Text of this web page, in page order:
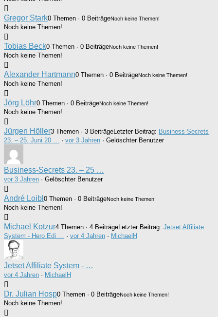
Gregor Stark0 Themen · 0 BeiträgeNoch keine Themen!
Noch keine Themen!
Tobias Beck0 Themen · 0 BeiträgeNoch keine Themen!
Noch keine Themen!
Alexander Hartmann0 Themen · 0 BeiträgeNoch keine Themen!
Noch keine Themen!
Jörg Löhr0 Themen · 0 BeiträgeNoch keine Themen!
Noch keine Themen!
Jürgen Höller3 Themen · 3 BeiträgeLetzter Beitrag: Business-Secrets
23. – 25. Juni 20 …
· vor 3 Jahren · Gelöschter Benutzer
Business-Secrets 23. – 25 …
vor 3 Jahren · Gelöschter Benutzer
André Loibl 0 Themen · 0 BeiträgeNoch keine Themen!
Noch keine Themen!
Michael Kotzur4 Themen · 4 BeiträgeLetzter Beitrag: Jetset Affiliate
System - Hero Edi …
· vor 4 Jahren · MichaelH
Jetset Affiliate System - …
vor 4 Jahren · MichaelH
Dr. Julian Hosp0 Themen · 0 BeiträgeNoch keine Themen!
Noch keine Themen!